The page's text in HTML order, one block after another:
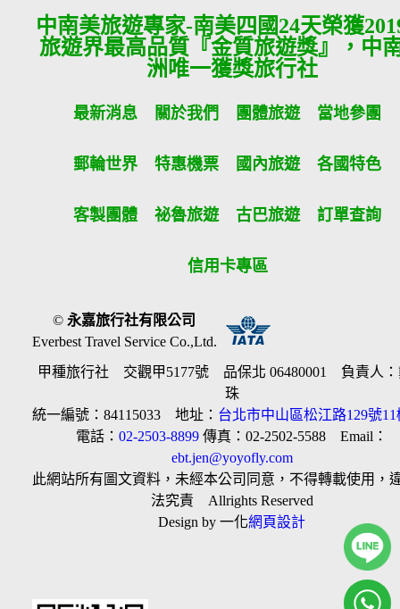
中南美旅遊專家-南美四國24天榮獲
旅遊界最高品質『金質旅遊獎』，中
洲唯一獲獎旅行社
最新消息 關於我們 團體旅遊 當地參團
郵輪世界 特惠機票 國內旅遊 各國特色
客製團體 祕魯旅遊 古巴旅遊 訂單查詢
信用卡專區
©永嘉旅行社有限公司
Everbest Travel Service Co.,Ltd.
甲種旅行社 交觀甲5177號 品保北 06480001 負責人：
珠
統一編號：84115033 地址： 台北市中山區松江路129號11
電話：02-2503-8899 傳真：02-2502-5588 Email：
ebt.jen@yoyofly.com
此網站所有圖文資料，未經本公司同意，不得轉載使用，
法究責 Allrights Reserved
Design by 一化網頁設計